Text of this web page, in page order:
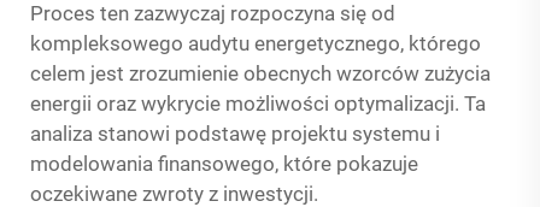
Proces ten zazwyczaj rozpoczyna się od
kompleksowego audytu energetycznego, którego
celem jest zrozumienie obecnych wzorców zużycia
energii oraz wykrycie możliwości optymalizacji. Ta
analiza stanowi podstawę projektu systemu i
modelowania finansowego, które pokazuje
oczekiwane zwroty z inwestycji.